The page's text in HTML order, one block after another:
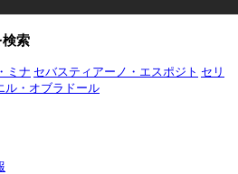
索
ミナ セバスティアーノ・エスポジト セリ
ル・オブラドール